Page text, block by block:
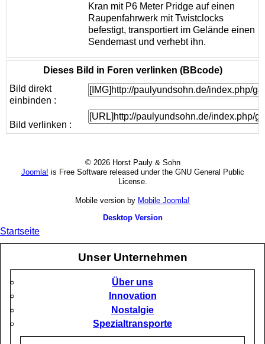
Kran mit P6 Meter Pridge auf einen
Raupenfahrwerk mit Twistclocks
befestigt, transportiert im Gelände einen
Sendemast und verhebt ihn.
Dieses Bild in Foren verlinken (BBcode)
Bild direkt
einbinden :
Bild verlinken :
© 2026 Horst Pauly & Sohn
Joomla! is Free Software released under the GNU General Public
License.
Mobile version by Mobile Joomla!
Desktop Version
Startseite
Unser Unternehmen
Über uns
Innovation
Nostalgie
Spezialtransporte